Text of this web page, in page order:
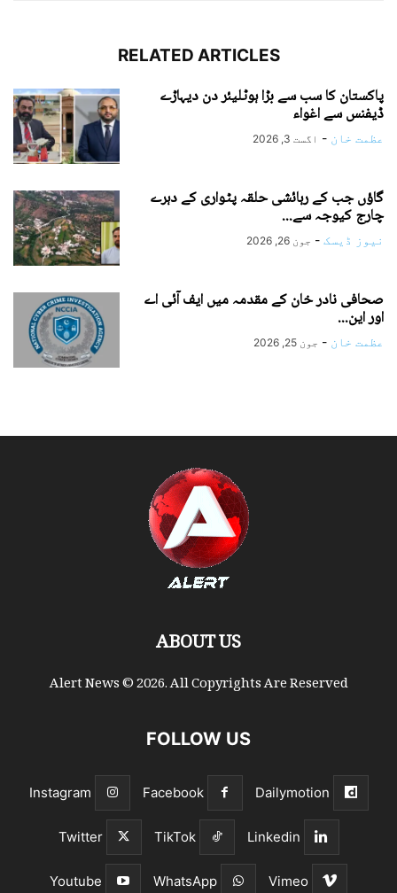
RELATED ARTICLES
پاکستان کا سب سے بڑا ہوٹلیئر دن دیہاڑے
ڈیفنس سے اغواء
عظمت خان - اگست 3, 2026
گاؤں جب کے رہائشی حلقہ پٹواری کے دہرے
چارج کیوجہ سے...
نیوز ڈیسک - جون 26, 2026
صحافی نادر خان کے مقدمہ میں ایف آئی اے
اور این...
عظمت خان - جون 25, 2026
ABOUT US
Alert News © 2026. All Copyrights Are Reserved
FOLLOW US
Dailymotion
Facebook
Instagram
Linkedin
TikTok
Twitter
Vimeo
WhatsApp
Youtube